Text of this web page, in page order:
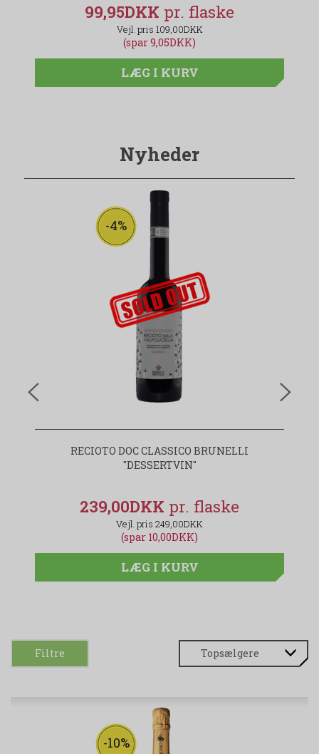
99,95DKK
109,00DKK
(spar 9,05DKK)
LÆG I KURV
Nyheder
-4%
RECIOTO DOC CLASSICO BRUNELLI
"DESSERTVIN"
239,00DKK
249,00DKK
(spar 10,00DKK)
LÆG I KURV
Filtre
-10%